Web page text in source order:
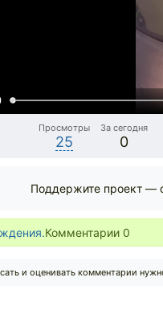
Просмотры
25
За сегодня
0
Поддержите проект —
Комментарии 0
и оценивать комментарии